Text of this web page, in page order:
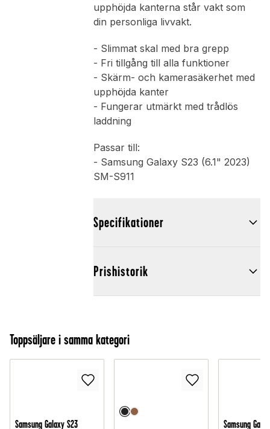
upphöjda kanterna står vakt som
din personliga livvakt.
- Slimmat skal med bra grepp
- Fri tillgång till alla funktioner
- Skärm- och kamerasäkerhet med
upphöjda kanter
- Fungerar utmärkt med trådlös
laddning
Passar till:
- Samsung Galaxy S23 (6.1" 2023)
SM-S911
Specifikationer
Prishistorik
Toppsäljare i samma kategori
Samsung Galaxy S23
Samsung